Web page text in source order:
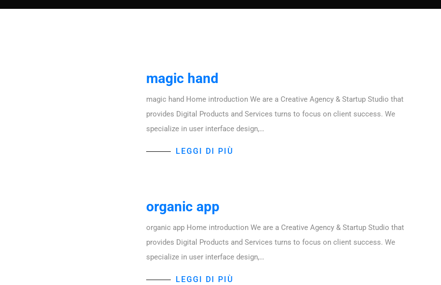
magic hand
magic hand Home introduction We are a Creative Agency & Startup Studio that
provides Digital Products and Services turns to focus on client success. We
specialize in user interface design,…
LEGGI DI PIÙ
organic app
organic app Home introduction We are a Creative Agency & Startup Studio that
provides Digital Products and Services turns to focus on client success. We
specialize in user interface design,…
LEGGI DI PIÙ